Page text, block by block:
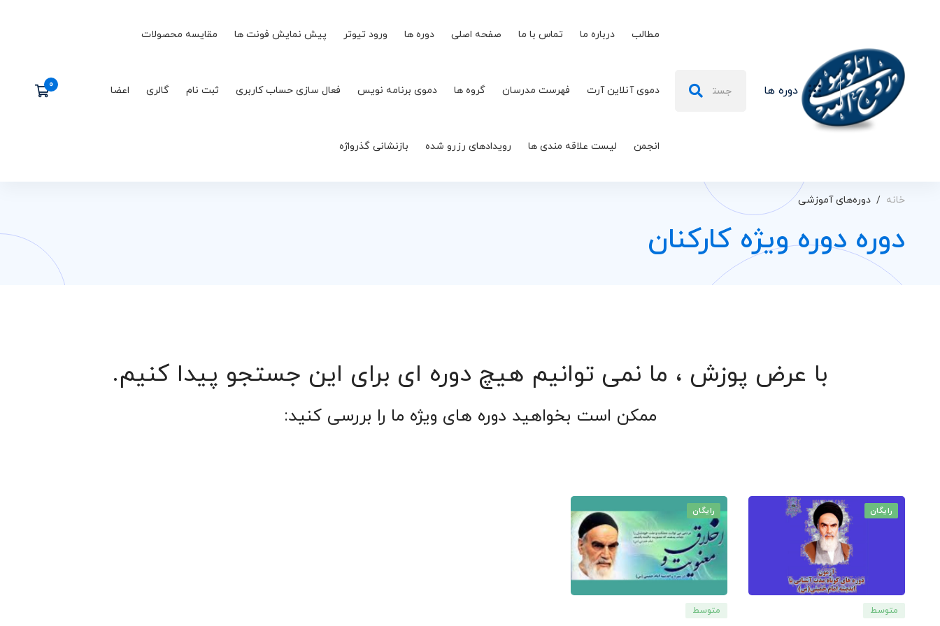
دوره ها
برای:
مطالب درباره ما تماس با ما صفحه اصلی دوره ها ورود تیوتر پیش نمایش فونت ها مقایسه محصولات
دموی آنلاین آرت فهرست مدرسان گروه ها دموی برنامه نویس فعال سازی حساب کاربری ثبت نام گالری اعضا
انجمن لیست علاقه مندی ها رویدادهای رزرو شده بازنشانی گذرواژه
خانه دوره‌های آموزشی
دوره دوره ویژه کارکنان
با عرض پوزش ، ما نمی توانیم هیچ دوره ای برای این جستجو پیدا کنیم.
ممکن است بخواهید دوره های ویژه ما را بررسی کنید:
رایگان
متوسط
رایگان
متوسط